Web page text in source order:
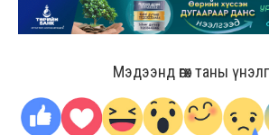
Мэдээнд өгөх таны